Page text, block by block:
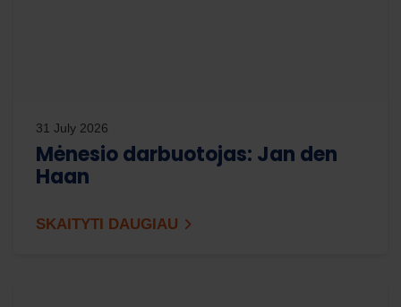
31 July 2026
Mėnesio darbuotojas: Jan den
Haan
SKAITYTI DAUGIAU